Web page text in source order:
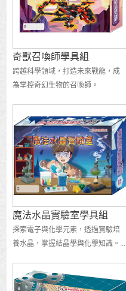
奇獸召喚師學具組
跨越科學領域，打造未來戰龍，成
為掌控奇幻生物的召喚師。
魔法水晶實驗室學具組
探索電子與化學元素，透過實驗培
養水晶，掌握結晶學與化學知識。...